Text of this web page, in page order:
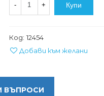
- + Купи
Код: 12454
Добави към желани
ВЪПРОСИ